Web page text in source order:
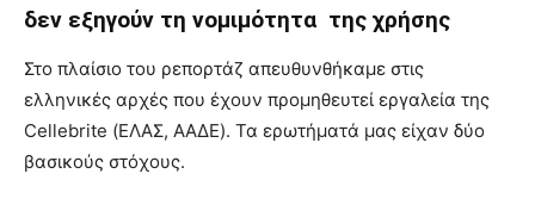
δεν εξηγούν τη νομιμότητα της χρήσης
Στο πλαίσιο του ρεπορτάζ απευθυνθήκαμε στις
ελληνικές αρχές που έχουν προμηθευτεί εργαλεία της
Cellebrite (ΕΛΑΣ, ΑΑΔΕ). Τα ερωτήματά μας είχαν δύο
βασικούς στόχους.